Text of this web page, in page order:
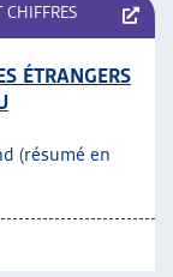
CHIFFRES
ÉTRANGERS
(résumé en